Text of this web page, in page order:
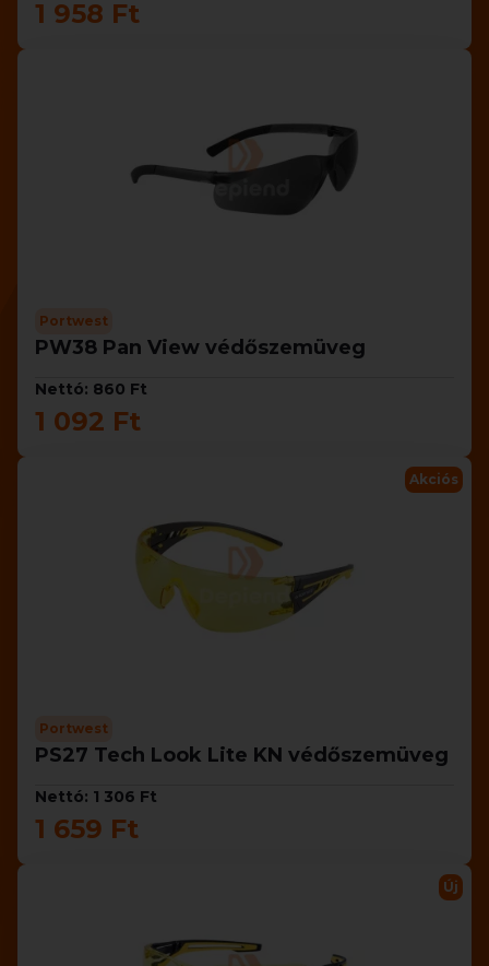
1 958 Ft
Portwest
PW38 Pan View védőszemüveg
Nettó: 860 Ft
1 092 Ft
Akciós
Portwest
PS27 Tech Look Lite KN védőszemüveg
Nettó: 1 306 Ft
1 659 Ft
Új